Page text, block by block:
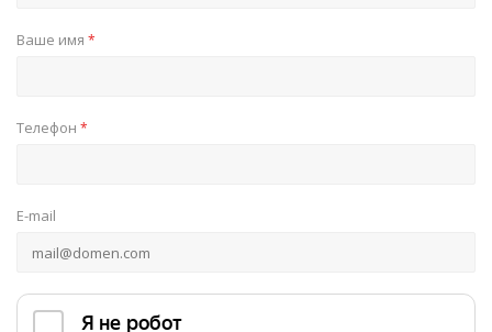
Ваше имя *
Телефон *
E-mail